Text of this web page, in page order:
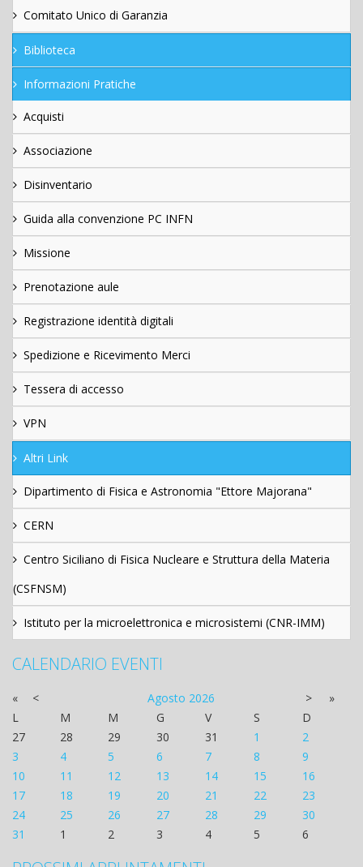
Comitato Unico di Garanzia
Biblioteca
Informazioni Pratiche
Acquisti
Associazione
Disinventario
Guida alla convenzione PC INFN
Missione
Prenotazione aule
Registrazione identità digitali
Spedizione e Ricevimento Merci
Tessera di accesso
VPN
Altri Link
Dipartimento di Fisica e Astronomia "Ettore Majorana"
CERN
Centro Siciliano di Fisica Nucleare e Struttura della Materia
(CSFNSM)
Istituto per la microelettronica e microsistemi (CNR-IMM)
CALENDARIO EVENTI
« < Agosto 2026 >
»
L
M M G V S
D
27
28 29 30 31 1
2
3
4 5 6 7 8
9
10
11 12 13 14 15
16
17
18 19 20 21 22
23
24
25 26 27 28 29
30
31
1 2 3 4 5 6